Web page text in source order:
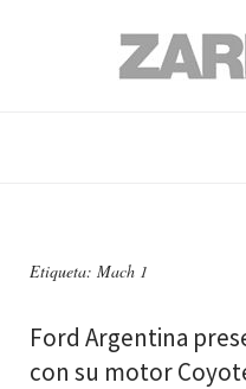
Etiqueta: Mach 1
Ford Argentina
con su motor